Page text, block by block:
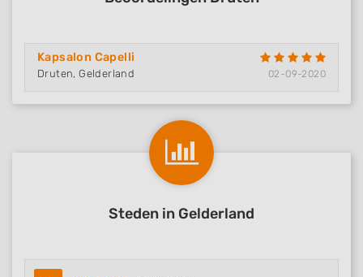
Kapsalon Capelli
Druten, Gelderland 02-09-2020
Steden in Gelderland